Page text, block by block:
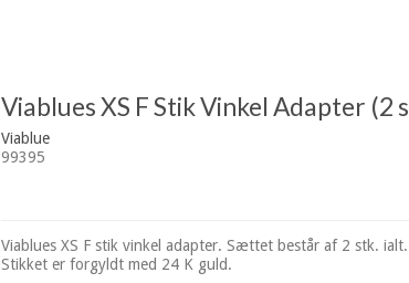
Viablues XS F Stik Vinkel Adapter (2
Viablue
99395
Viablues XS F stik vinkel adapter. Sættet består af 2 stk. ialt.
Stikket er forgyldt med 24 K guld.